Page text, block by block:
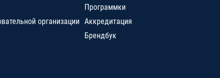
организации
Программки
Аккредитация
Брендбук